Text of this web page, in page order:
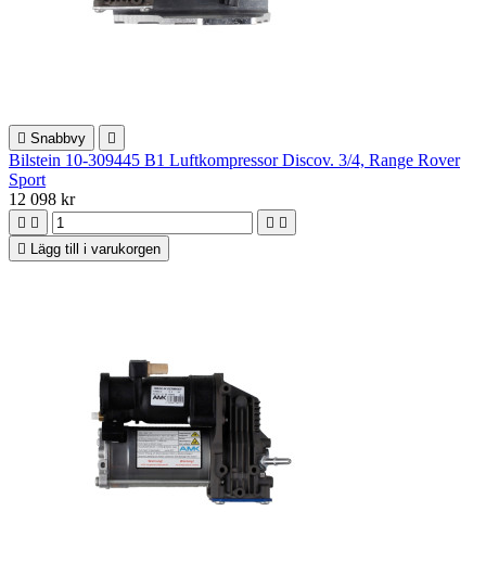
 Snabbvy 
Bilstein 10-309445 B1 Luftkompressor Discov. 3/4, Range Rover
Sport
12 098 kr
   

Lägg till i varukorgen